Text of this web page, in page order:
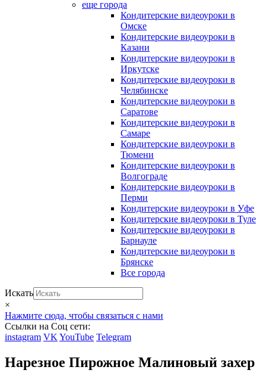
еще города
Кондитерские видеоуроки в
Омске
Кондитерские видеоуроки в
Казани
Кондитерские видеоуроки в
Иркутске
Кондитерские видеоуроки в
Челябинске
Кондитерские видеоуроки в
Саратове
Кондитерские видеоуроки в
Самаре
Кондитерские видеоуроки в
Тюмени
Кондитерские видеоуроки в
Волгограде
Кондитерские видеоуроки в
Перми
Кондитерские видеоуроки в Уфе
Кондитерские видеоуроки в Туле
Кондитерские видеоуроки в
Барнауле
Кондитерские видеоуроки в
Брянске
Все города
Искать
×
Нажмите сюда, чтобы связаться с нами
Ссылки на Соц сети:
instagram VK YouTube Telegram
Нарезное Пирожное Малиновый захер